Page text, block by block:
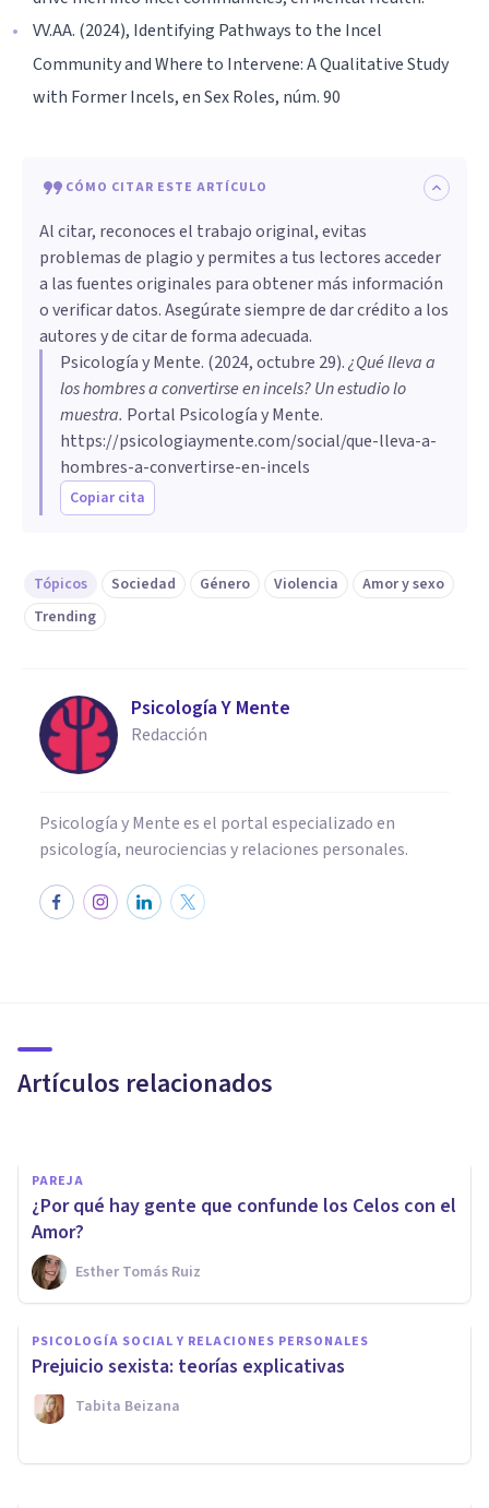
VV.AA. (2024), Identifying Pathways to the Incel
Community and Where to Intervene: A Qualitative Study
with Former Incels, en Sex Roles, núm. 90
CÓMO CITAR ESTE ARTÍCULO
Al citar, reconoces el trabajo original, evitas
problemas de plagio y permites a tus lectores acceder
a las fuentes originales para obtener más información
o verificar datos. Asegúrate siempre de dar crédito a los
autores y de citar de forma adecuada.
Psicología y Mente. (2024, octubre 29).¿Qué lleva a
los hombres a convertirse en incels? Un estudio lo
muestra. Portal Psicología y Mente.
https://psicologiaymente.com/social/que-lleva-a-
hombres-a-convertirse-en-incels
Copiar cita
Tópicos Sociedad Género Violencia
Amor y sexo
Trending
Psicología Y Mente
Redacción
Psicología y Mente es el portal especializado en
psicología, neurociencias y relaciones personales.
Artículos relacionados
cómo superarla
PAREJA
¿Por qué hay gente que confunde los Celos con el
Amor?
Esther Tomás Ruiz
PSICOLOGÍA SOCIAL Y RELACIONES PERSONALES
​Prejuicio sexista: teorías explicativas
Tabita Beizana
PSICOLOGÍA SOCIAL Y RELACIONES PERSONALES
Incels: quiénes son y cómo
piensan los integrantes de este
colectivo